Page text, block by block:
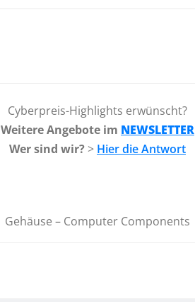
Cyberpreis-Highlights erwünscht?
Weitere Angebote im NEWSLETTER
Wer sind wir? > Hier die Antwort
Gehäuse – Computer Components